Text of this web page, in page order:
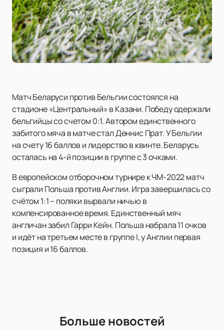
Матч Беларуси против Бельгии состоялся на
стадионе «Центральный» в Казани. Победу одержали
бельгийцы со счетом 0:1. Автором единственного
забитого мяча в матче стал Деннис Прат. У Бельгии
на счету 16 баллов и лидерство в квинте. Беларусь
осталась на 4-й позиции в группе с 3 очками.
В европейском отборочном турнире к ЧМ-2022 матч
сыграли Польша против Англии. Игра завершилась со
счётом 1:1 – поляки вырвали ничью в
компенсированное время. Единственный мяч
англичан забил Гарри Кейн. Польша набрала 11 очков
и идёт на третьем месте в группе I, у Англии первая
позиция и 16 баллов.
Больше новостей